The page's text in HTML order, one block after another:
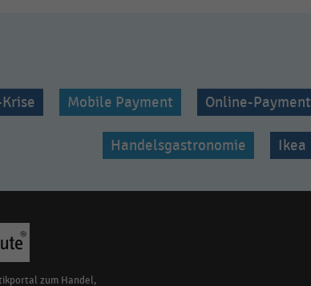
Mobile Payment Online-Payment
Handelsgastronomie Ikea
zum Handel,